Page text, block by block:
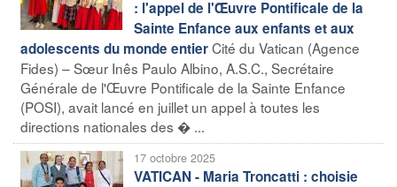
: l'appel de l'Œuvre Pontificale de la
Sainte Enfance aux enfants et aux
adolescents du monde entierCité du Vatican (Agence
Fides) – Sœur Inês Paulo Albino, A.S.C., Secrétaire
Générale de l'Œuvre Pontificale de la Sainte Enfance
(POSI), avait lancé en juillet un appel à toutes les
directions nationales des � ...
17 octobre 2025
VATICAN - Maria Troncatti : choisie